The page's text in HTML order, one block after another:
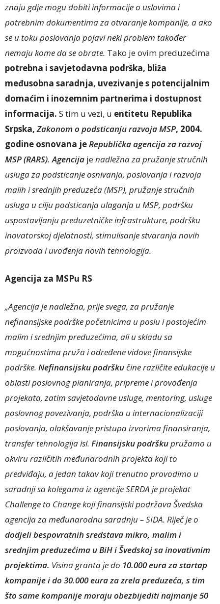
znaju gdje mogu dobiti informacije o uslovima i
potrebnim dokumentima za otvaranje kompanije, a ako
se u toku poslovanja pojavi neki problem također
nemaju kome da se obrate. Tako je ovim preduzećima
potrebna i savjetodavna podrška, bliža
međusobna saradnja, uvezivanje s potencijalnim
domaćim i inozemnim partnerima i dostupnost
informacija. S tim u vezi, u entitetu Republika
Srpska, Zakonom o podsticanju razvoja MSP, 2004.
godine osnovana je Republička agencija za razvoj
MSP(RARS). Agencija jenadležna za pružanje stručnih
usluga za podsticanje osnivanja, poslovanja i razvoja
malih i srednjih preduzeća (MSP), pružanje stručnih
usluga u cilju podsticanja ulaganja u MSP, podršku
uspostavljanju preduzetničke infrastrukture, podršku
inovatorskoj djelatnosti, stimulisanje stvaranja novih
proizvoda i uvođenja novih tehnologija.
Agencija za MSPu RS
„Agencija je nadležna, prije svega, za pružanje
nefinansijske podrške početnicima u poslu i postojećim
malim i srednjim preduzećima, ali u skladu sa
mogućnostima pruža i određene vidove finansijske
podrške. Nefinansijsku podrškučine različite edukacije u
oblasti poslovnog planiranja, pripreme i provođenja
projekata, zatim savjetodavne usluge, mentoring, usluge
poslovnog povezivanja, podrška u internacionalizaciji
poslovanja, olakšavanje pristupa izvorima finansiranja,
transfer tehnologija isl. Finansijsku podrškupružamo u
okviru različitih međunarodnih projekta koji to
predviđaju, a jedan takav koji trenutno provodimo u
saradnji sa kolegama iz agencije SERDA je projekat
Challenge to Change koji finansijski podržava Švedska
agencija za međunarodnu saradnju – SIDA. Riječ je o
dodjeli bespovratnih sredstava mikro, malim i
srednjim preduzećima u BiH i Švedskoj sa inovativnim
projektima. Visina granta je do 10.000 eura za startap
kompanije i do 30.000 eura za zrela preduzeća, s tim
što same kompanije moraju obezbijediti najmanje 50